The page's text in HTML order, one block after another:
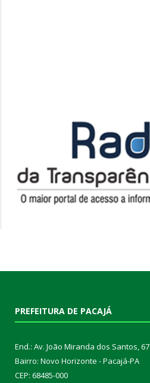
PREFEITURA DE PACAJÁ
End.: Av. João Miranda dos Santos, 67
Bairro: Novo Horizonte - Pacajá-PA
CEP: 68485-000